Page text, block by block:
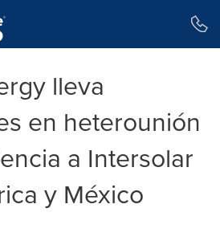
lleva
en heterounión
a Intersolar
y México